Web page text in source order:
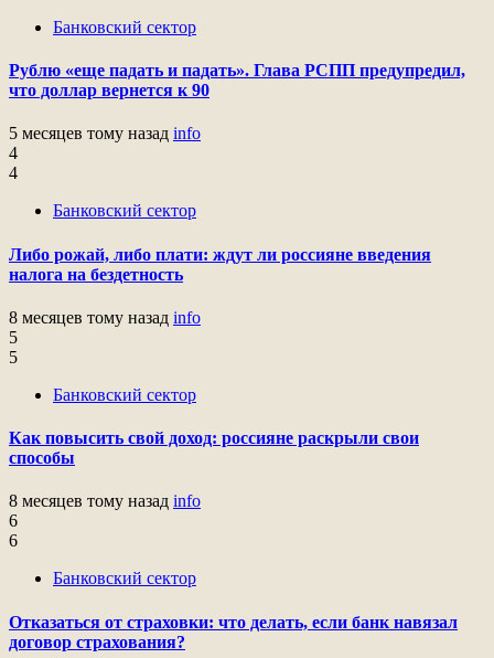
Банковский сектор
Рублю «еще падать и падать». Глава РСПП предупредил,
что доллар вернется к 90
5 месяцев тому назад info
4
4
Банковский сектор
Либо рожай, либо плати: ждут ли россияне введения
налога на бездетность
8 месяцев тому назад info
5
5
Банковский сектор
Как повысить свой доход: россияне раскрыли свои
способы
8 месяцев тому назад info
6
6
Банковский сектор
Отказаться от страховки: что делать, если банк навязал
договор страхования?